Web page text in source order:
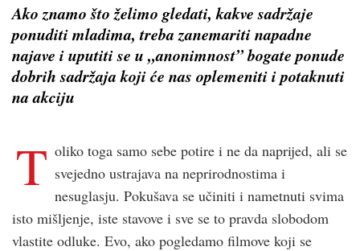
Ako znamo što želimo gledati, kakve sadržaje
ponuditi mladima, treba zanemariti napadne
najave i uputiti se u „anonimnost” bogate ponude
dobrih sadržaja koji će nas oplemeniti i potaknuti
na akciju
T oliko toga samo sebe potire i ne da naprijed, ali se
svejedno ustrajava na neprirodnostima i
nesuglasju. Pokušava se učiniti i nametnuti svima
isto mišljenje, iste stavove i sve se to pravda slobodom
vlastite odluke. Evo, ako pogledamo filmove koji se